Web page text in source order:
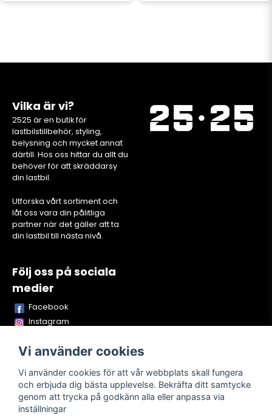
Vilka är vi?
2525 är en butik för
lastbilstillbehör, styling,
belysning och mycket annat
därtill. Hos oss hittar du allt du
behöver för att skräddarsy
din lastbil.
Utforska vårt sortiment och
låt oss vara din pålitliga
partner när det gäller att ta
din lastbil till nästa nivå.
Följ oss på sociala
medier
Facebook
Instagram
TikTok
Vi använder cookies
Vi använder cookies för att vår webbplats skall fungera
och erbjuda dig bästa upplevelse. Bekräfta ditt samtycke
genom att trycka på godkänn alla eller anpassa via
inställningar